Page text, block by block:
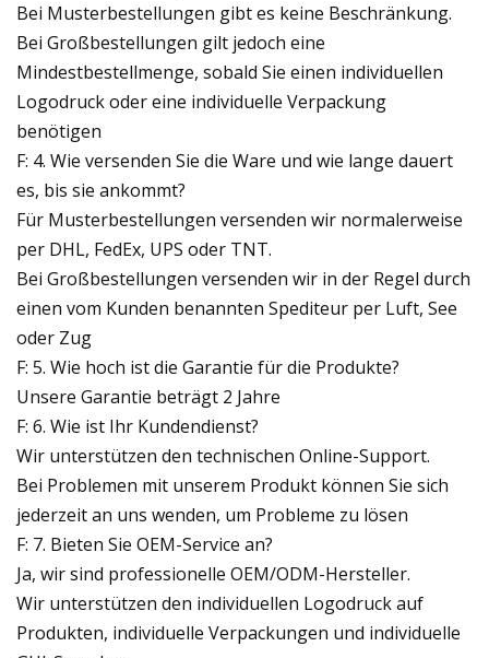
Bei Musterbestellungen gibt es keine Beschränkung.
Bei Großbestellungen gilt jedoch eine
Mindestbestellmenge, sobald Sie einen individuellen
Logodruck oder eine individuelle Verpackung
benötigen
F: 4. Wie versenden Sie die Ware und wie lange dauert
es, bis sie ankommt?
Für Musterbestellungen versenden wir normalerweise
per DHL, FedEx, UPS oder TNT.
Bei Großbestellungen versenden wir in der Regel durch
einen vom Kunden benannten Spediteur per Luft, See
oder Zug
F: 5. Wie hoch ist die Garantie für die Produkte?
Unsere Garantie beträgt 2 Jahre
F: 6. Wie ist Ihr Kundendienst?
Wir unterstützen den technischen Online-Support.
Bei Problemen mit unserem Produkt können Sie sich
jederzeit an uns wenden, um Probleme zu lösen
F: 7. Bieten Sie OEM-Service an?
Ja, wir sind professionelle OEM/ODM-Hersteller.
Wir unterstützen den individuellen Logodruck auf
Produkten, individuelle Verpackungen und individuelle